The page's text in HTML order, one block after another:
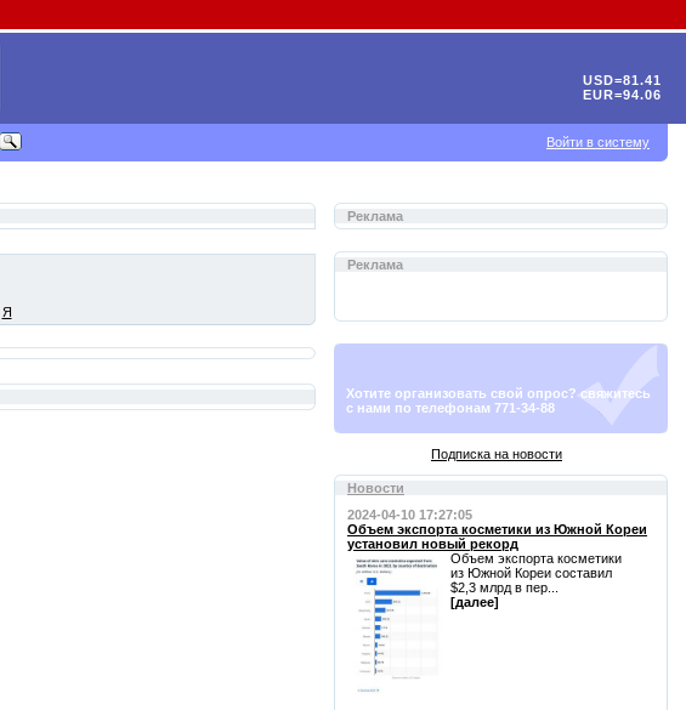
Я
Реклама
Реклама
Хотите организовать свой опрос? свяжитесь
с нами по телефонам 771-34-88
Подписка на новости
Новости
2024-04-10 17:27:05
Объем экспорта косметики из Южной Кореи
установил новый рекорд
Объем экспорта косметики
из Южной Кореи составил
$2,3 млрд в пер...
[далее]
USD=81.41
EUR=94.06
Войти в систему